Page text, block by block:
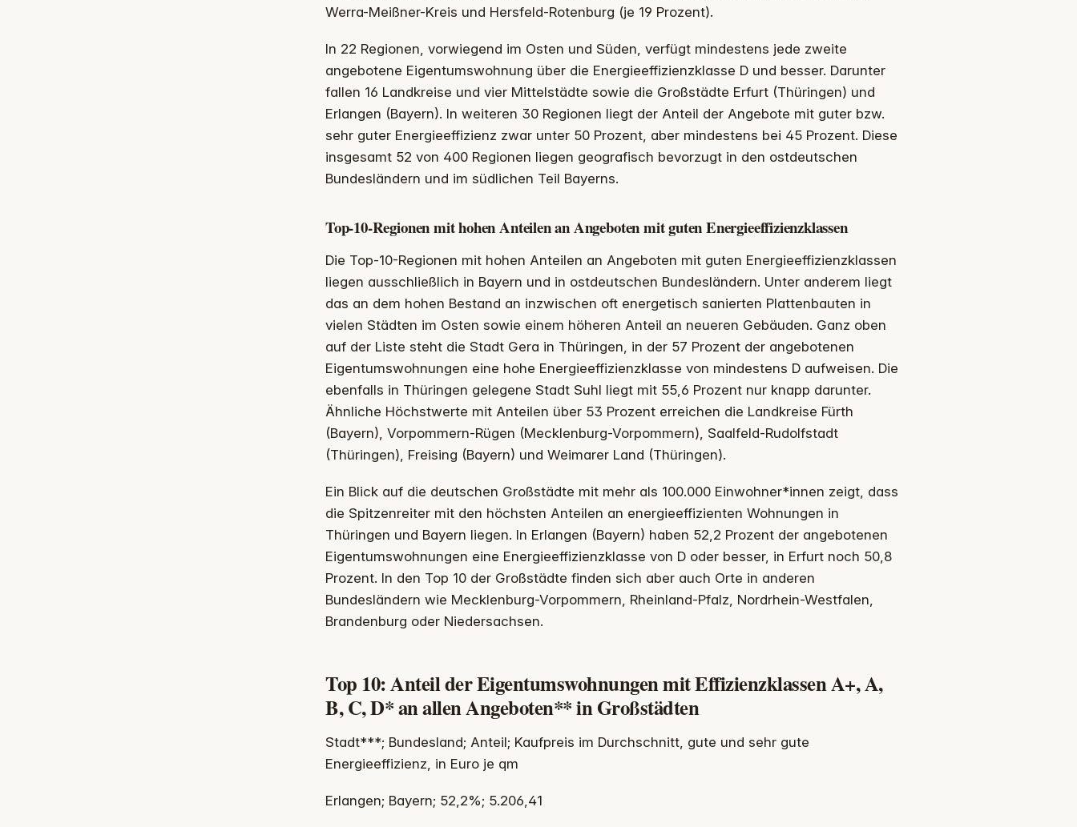
Werra-Meißner-Kreis und Hersfeld-Rotenburg (je 19 Prozent).
In 22 Regionen, vorwiegend im Osten und Süden, verfügt mindestens jede zweite
angebotene Eigentumswohnung über die Energieeffizienzklasse D und besser. Darunter
fallen 16 Landkreise und vier Mittelstädte sowie die Großstädte Erfurt (Thüringen) und
Erlangen (Bayern). In weiteren 30 Regionen liegt der Anteil der Angebote mit guter bzw.
sehr guter Energieeffizienz zwar unter 50 Prozent, aber mindestens bei 45 Prozent. Diese
insgesamt 52 von 400 Regionen liegen geografisch bevorzugt in den ostdeutschen
Bundesländern und im südlichen Teil Bayerns.
Top-10-Regionen mit hohen Anteilen an Angeboten mit guten Energieeffizienzklassen
Die Top-10-Regionen mit hohen Anteilen an Angeboten mit guten Energieeffizienzklassen
liegen ausschließlich in Bayern und in ostdeutschen Bundesländern. Unter anderem liegt
das an dem hohen Bestand an inzwischen oft energetisch sanierten Plattenbauten in
vielen Städten im Osten sowie einem höheren Anteil an neueren Gebäuden. Ganz oben
auf der Liste steht die Stadt Gera in Thüringen, in der 57 Prozent der angebotenen
Eigentumswohnungen eine hohe Energieeffizienzklasse von mindestens D aufweisen. Die
ebenfalls in Thüringen gelegene Stadt Suhl liegt mit 55,6 Prozent nur knapp darunter.
Ähnliche Höchstwerte mit Anteilen über 53 Prozent erreichen die Landkreise Fürth
(Bayern), Vorpommern-Rügen (Mecklenburg-Vorpommern), Saalfeld-Rudolfstadt
(Thüringen), Freising (Bayern) und Weimarer Land (Thüringen).
Ein Blick auf die deutschen Großstädte mit mehr als 100.000 Einwohner*innen zeigt, dass
die Spitzenreiter mit den höchsten Anteilen an energieeffizienten Wohnungen in
Thüringen und Bayern liegen. In Erlangen (Bayern) haben 52,2 Prozent der angebotenen
Eigentumswohnungen eine Energieeffizienzklasse von D oder besser, in Erfurt noch 50,8
Prozent. In den Top 10 der Großstädte finden sich aber auch Orte in anderen
Bundesländern wie Mecklenburg-Vorpommern, Rheinland-Pfalz, Nordrhein-Westfalen,
Brandenburg oder Niedersachsen.
Top 10: Anteil der Eigentumswohnungen mit Effizienzklassen A+, A,
B, C, D* an allen Angeboten** in Großstädten
Stadt***; Bundesland; Anteil; Kaufpreis im Durchschnitt, gute und sehr gute
Energieeffizienz, in Euro je qm
Erlangen; Bayern; 52,2%; 5.206,41